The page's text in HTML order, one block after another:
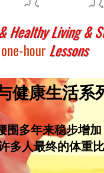
健康生活系
多年来稳步增
人最终的体重